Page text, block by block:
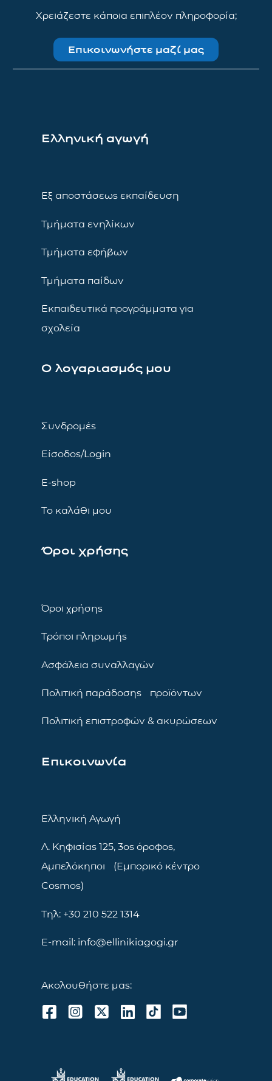
Χρειάζεστε κάποια επιπλέον πληροφορία;
Επικοινωνήστε μαζί μας
Ελληνική αγωγή
Εξ αποστάσεως εκπαίδευση
Τμήματα ενηλίκων
Τμήματα εφήβων
Τμήματα παίδων
Εκπαιδευτικά προγράμματα για
σχολεία
Ο λογαριασμός μου
Συνδρομές
Είσοδος/Login
E-shop
Το καλάθι μου
Όροι χρήσης
Όροι χρήσης
Τρόποι πληρωμής
Ασφάλεια συναλλαγών
Πολιτική παράδοσης προϊόντων
Πολιτική επιστροφών & ακυρώσεων
Επικοινωνία
Ελληνική Αγωγή
Λ. Κηφισίας 125, 3ος όροφος,
Αμπελόκηποι (Εμπορικό κέντρο
Cosmos)
Τηλ: +30 210 522 1314
E-mail: info@ellinikiagogi.gr
Ακολουθήστε μας: